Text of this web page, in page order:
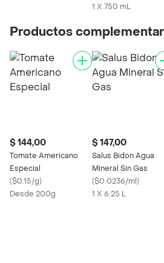
1 X 750 mL
Productos
$ 144,00
Tomate Americano
Especial
($0.15/g)
Desde 200g
$ 147,00
Salus Bidon Agua
Mineral Sin Gas
($0.0236/ml)
1 X 6.25 L